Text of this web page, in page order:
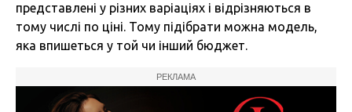
представлені у різних варіаціях і відрізняються в
тому числі по ціні. Тому підібрати можна модель,
яка впишеться у той чи інший бюджет.
РЕКЛАМА